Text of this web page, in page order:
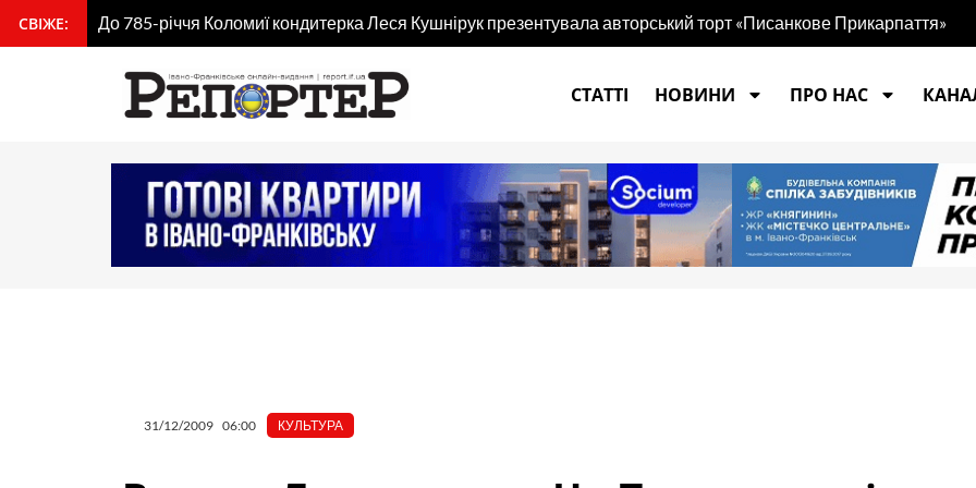
вмісту
СВІЖЕ: До 785-річчя Коломиї кондитерка Леся Кушнірук презентувала авторський торт «Писанкове Прикарпаття»
СТАТТІ
НОВИНИ ПРО НАС
31/12/2009 06:00 КУЛЬТУРА